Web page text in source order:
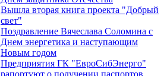
Вышла вторая книга проекта "Добрый
свет"
Поздравление Вячеслава Соломина с
Днем энергетика и наступающим
Новым годом
Предприятия ГК "ЕвроСибЭнерго"